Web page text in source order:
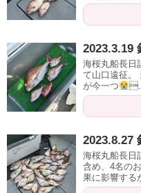
2023.3.19
海桜丸船長日
て山口遠征。
が今一つ
2023.8.27
海桜丸船長日
含め、4名の
果に影響する